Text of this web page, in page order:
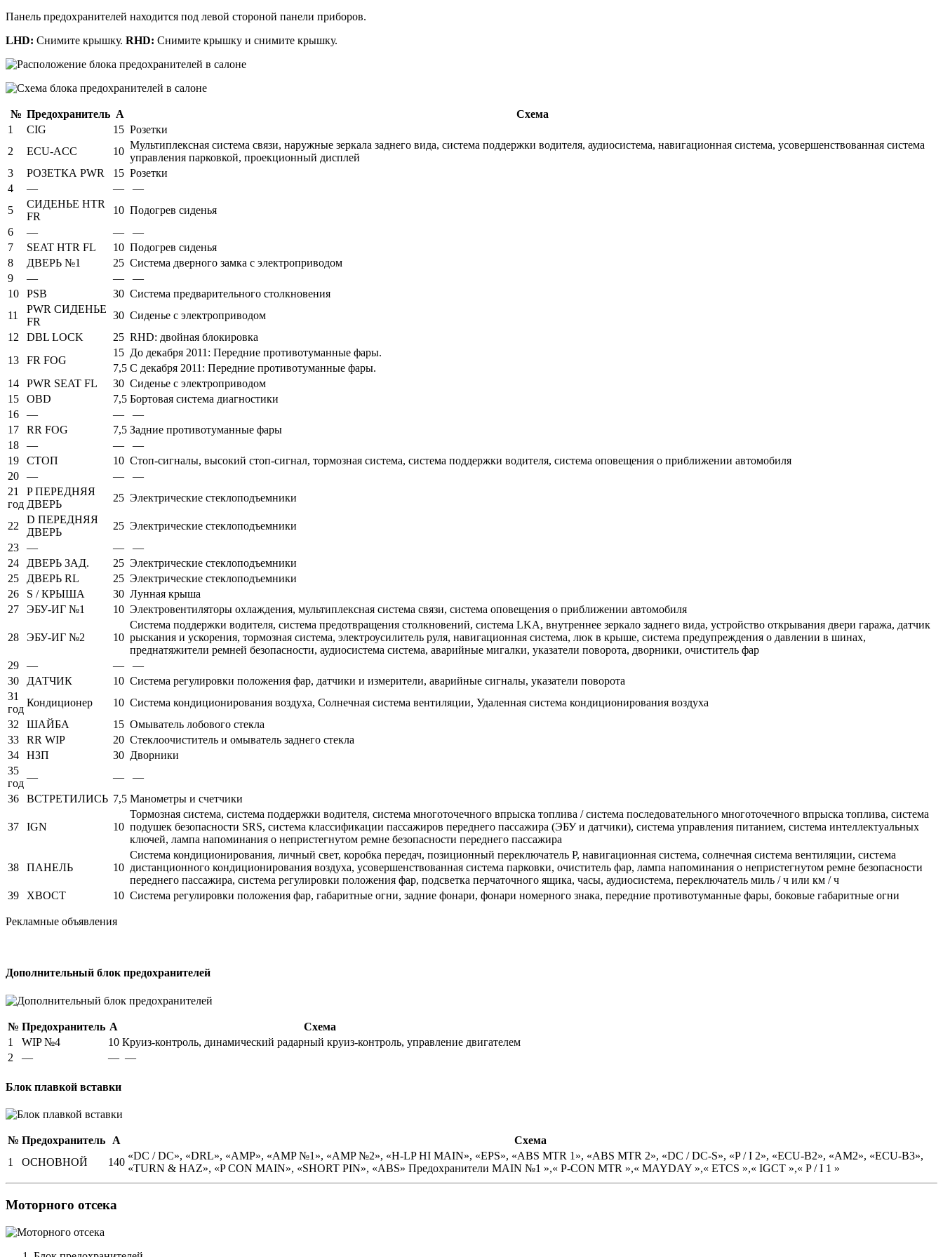
Панель предохранителей находится под левой стороной панели приборов.
LHD: Снимите крышку. RHD: Снимите крышку и снимите крышку.
№ Предохранитель А
Схема
1
CIG 15 Розетки
2
ECU-ACC 10
Мультиплексная система связи, наружные зеркала заднего вида, система поддержки водителя, аудиосистема, навигационная система, усовершенствованная система
управления парковкой, проекционный дисплей
3
РОЗЕТКА PWR 15 Розетки
4
— —
—
5
СИДЕНЬЕ HTR
FR
10 Подогрев сиденья
6
— —
—
7
SEAT HTR FL 10 Подогрев сиденья
8
ДВЕРЬ №1 25 Система дверного замка с электроприводом
9
— —
—
10
PSB 30 Система предварительного столкновения
11
PWR СИДЕНЬЕ
FR
30 Сиденье с электроприводом
12
DBL LOCK 25 RHD: двойная блокировка
13
FR FOG
15 До декабря 2011: Передние противотуманные фары.
7,5 С декабря 2011: Передние противотуманные фары.
14
PWR SEAT FL 30 Сиденье с электроприводом
15
OBD 7,5 Бортовая система диагностики
16
— —
—
17
RR FOG 7,5 Задние противотуманные фары
18
— —
—
19
СТОП 10 Стоп-сигналы, высокий стоп-сигнал, тормозная система, система поддержки водителя, система оповещения о приближении автомобиля
20
— —
—
21
год
P ПЕРЕДНЯЯ
ДВЕРЬ
25 Электрические стеклоподъемники
22
D ПЕРЕДНЯЯ
ДВЕРЬ
25 Электрические стеклоподъемники
23
— —
—
24
ДВЕРЬ ЗАД. 25 Электрические стеклоподъемники
25
ДВЕРЬ RL 25 Электрические стеклоподъемники
26
S / КРЫША 30 Лунная крыша
27
ЭБУ-ИГ №1 10 Электровентиляторы охлаждения, мультиплексная система связи, система оповещения о приближении автомобиля
28 ЭБУ-ИГ №2 10
Система поддержки водителя, система предотвращения столкновений, система LKA, внутреннее зеркало заднего вида, устройство открывания двери гаража, датчик
рыскания и ускорения, тормозная система, электроусилитель руля, навигационная система, люк в крыше, система предупреждения о давлении в шинах,
преднатяжители ремней безопасности, аудиосистема система, аварийные мигалки, указатели поворота, дворники, очиститель фар
29
— —
—
30
ДАТЧИК 10 Система регулировки положения фар, датчики и измерители, аварийные сигналы, указатели поворота
31
год
Кондиционер 10 Система кондиционирования воздуха, Солнечная система вентиляции, Удаленная система кондиционирования воздуха
32
ШАЙБА 15 Омыватель лобового стекла
33
RR WIP 20 Стеклоочиститель и омыватель заднего стекла
34
НЗП 30 Дворники
35
год
— —
—
36
ВСТРЕТИЛИСЬ 7,5 Манометры и счетчики
37 IGN 10
Тормозная система, система поддержки водителя, система многоточечного впрыска топлива / система последовательного многоточечного впрыска топлива, система
подушек безопасности SRS, система классификации пассажиров переднего пассажира (ЭБУ и датчики), система управления питанием, система интеллектуальных
ключей, лампа напоминания о непристегнутом ремне безопасности переднего пассажира
38 ПАНЕЛЬ 10
Система кондиционирования, личный свет, коробка передач, позиционный переключатель P, навигационная система, солнечная система вентиляции, система
дистанционного кондиционирования воздуха, усовершенствованная система парковки, очиститель фар, лампа напоминания о непристегнутом ремне безопасности
переднего пассажира, система регулировки положения фар, подсветка перчаточного ящика, часы, аудиосистема, переключатель миль / ч или км / ч
39
ХВОСТ 10 Система регулировки положения фар, габаритные огни, задние фонари, фонари номерного знака, передние противотуманные фары, боковые габаритные огни
Рекламные объявления
Дополнительный блок предохранителей
№ Предохранитель А
Схема
1
WIP №4 10 Круиз-контроль, динамический радарный круиз-контроль, управление двигателем
2
— — —
Блок плавкой вставки
№ Предохранитель А
Схема
1
ОСНОВНОЙ 140
«DC / DC», «DRL», «AMP», «AMP №1», «AMP №2», «H-LP HI MAIN», «EPS», «ABS MTR 1», «ABS MTR 2», «DC / DC-S», «P / I 2», «ECU-B2», «AM2», «ECU-B3»,
«TURN & HAZ», «P CON MAIN», «SHORT PIN», «ABS» Предохранители MAIN №1 »,« P-CON MTR »,« MAYDAY »,« ETCS »,« IGCT »,« P / I 1 »
Моторного отсека